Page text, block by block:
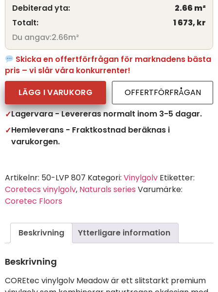
Debiterad yta:
2.66m²
Totalt:
1 673, kr
Du angav:2.66m²
Skicka en offertförfrågan för marknadens bästa
pris – vi slår våra konkurrenter!
LÄGG I VARUKORG
OFFERTFÖRFRÅGAN
Lagervara - Levereras normalt inom 3-5 dagar.
Hemleverans - Fraktkostnad beräknas i
varukorgen.
Artikelnr: 50-LVP 807 Kategori: Vinylgolv Etiketter:
Coretecs vinylgolv, Naturals series Varumärke:
Coretec Floors
Beskrivning Ytterligare information
Beskrivning
COREtec vinylgolv Meadow är ett slitstarkt premium